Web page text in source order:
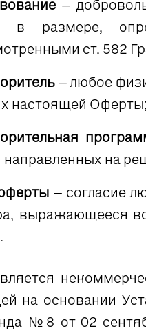
–
в размере,
ст. 582
– любое
настоящей Оферты;
на
– согласие
выражающееся
на основании
№8 от 02